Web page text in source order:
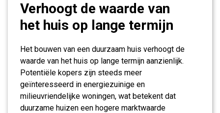
Verhoogt de waarde van
het huis op lange termijn
Het bouwen van een duurzaam huis verhoogt de
waarde van het huis op lange termijn aanzienlijk.
Potentiële kopers zijn steeds meer
geïnteresseerd in energiezuinige en
milieuvriendelijke woningen, wat betekent dat
duurzame huizen een hogere marktwaarde